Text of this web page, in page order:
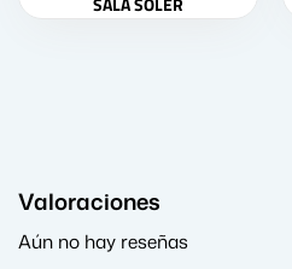
Valoraciones
Aún no hay reseñas